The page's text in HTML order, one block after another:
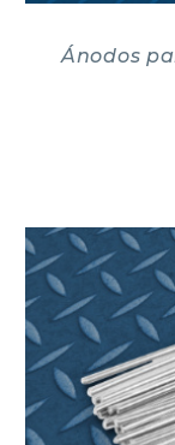
Ánodos